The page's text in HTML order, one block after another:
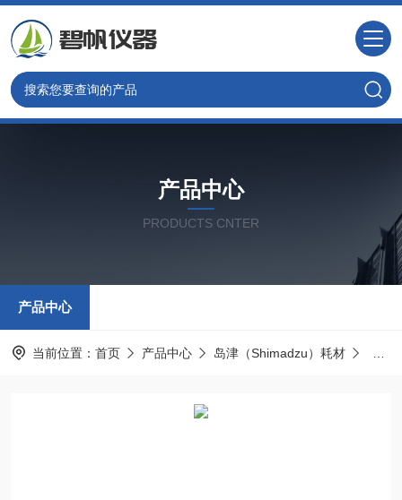
产品中心
PRODUCTS CNTER
产品中心
当前位置： 首页 产品中心 岛津（Shimadzu）耗材